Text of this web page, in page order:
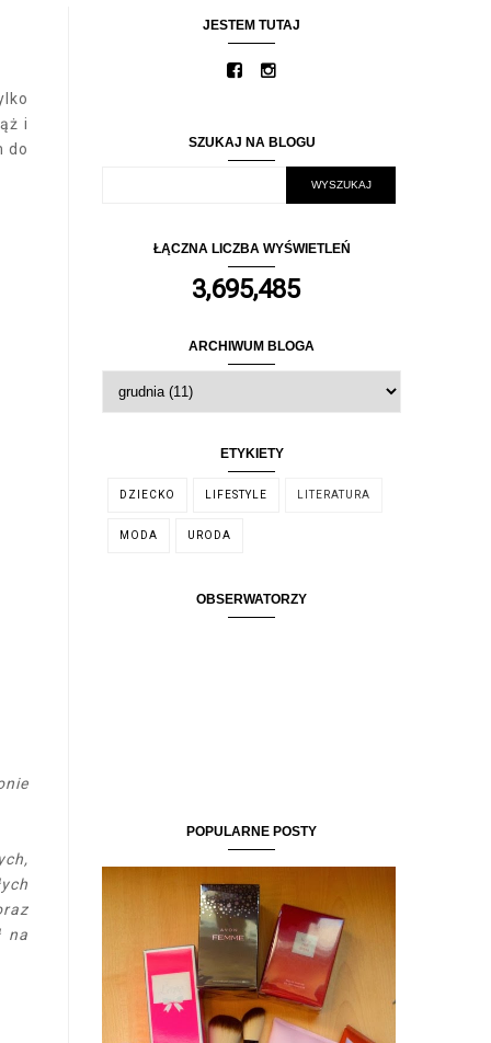
i
do
na
JESTEM TUTAJ
SZUKAJ NA BLOGU
ŁĄCZNA LICZBA WYŚWIETLEŃ
3,695,485
ARCHIWUM BLOGA
ETYKIETY
DZIECKO LIFESTYLE LITERATURA
MODA URODA
OBSERWATORZY
POPULARNE POSTY